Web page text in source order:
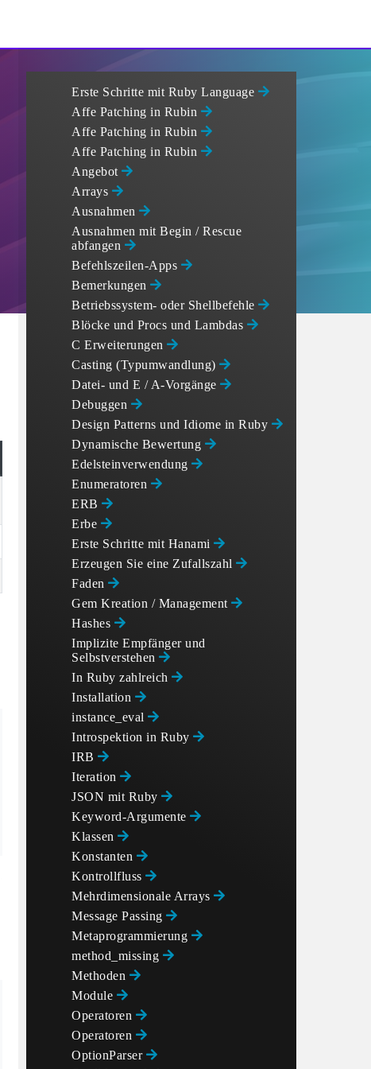
Erste Schritte mit Ruby Language
Affe Patching in Rubin
Affe Patching in Rubin
Affe Patching in Rubin
Angebot
Arrays
Ausnahmen
Ausnahmen mit Begin / Rescue
abfangen
Befehlszeilen-Apps
Bemerkungen
Betriebssystem- oder Shellbefehle
Blöcke und Procs und Lambdas
C Erweiterungen
Casting (Typumwandlung)
Datei- und E / A-Vorgänge
Debuggen
Design Patterns und Idiome in Ruby
Dynamische Bewertung
Edelsteinverwendung
Enumeratoren
ERB
Erbe
Erste Schritte mit Hanami
Erzeugen Sie eine Zufallszahl
Faden
Gem Kreation / Management
Hashes
Implizite Empfänger und
Selbstverstehen
In Ruby zahlreich
Installation
instance_eval
Introspektion in Ruby
IRB
Iteration
JSON mit Ruby
Keyword-Argumente
Klassen
Konstanten
Kontrollfluss
Mehrdimensionale Arrays
Message Passing
Metaprogrammierung
method_missing
Methoden
Module
Operatoren
Operatoren
OptionParser